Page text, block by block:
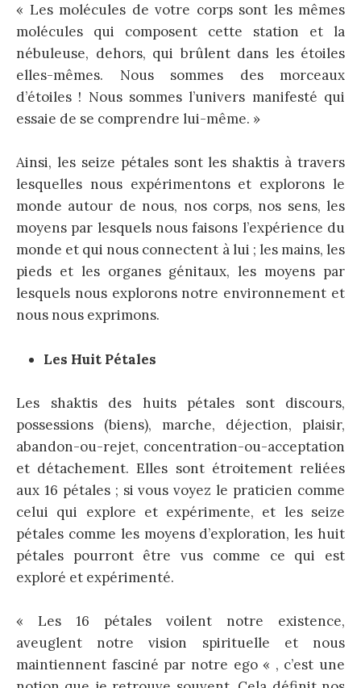
« Les molécules de votre corps sont les mêmes
molécules qui composent cette station et la
nébuleuse, dehors, qui brûlent dans les étoiles
elles-mêmes. Nous sommes des morceaux
d’étoiles ! Nous sommes l’univers manifesté qui
essaie de se comprendre lui-même. »
Ainsi, les seize pétales sont les shaktis à travers
lesquelles nous expérimentons et explorons le
monde autour de nous, nos corps, nos sens, les
moyens par lesquels nous faisons l’expérience du
monde et qui nous connectent à lui ; les mains, les
pieds et les organes génitaux, les moyens par
lesquels nous explorons notre environnement et
nous nous exprimons.
Les Huit Pétales
Les shaktis des huits pétales sont discours,
possessions (biens), marche, déjection, plaisir,
abandon-ou-rejet, concentration-ou-acceptation
et détachement. Elles sont étroitement reliées
aux 16 pétales ; si vous voyez le praticien comme
celui qui explore et expérimente, et les seize
pétales comme les moyens d’exploration, les huit
pétales pourront être vus comme ce qui est
exploré et expérimenté.
« Les 16 pétales voilent notre existence,
aveuglent notre vision spirituelle et nous
maintiennent fasciné par notre ego « , c’est une